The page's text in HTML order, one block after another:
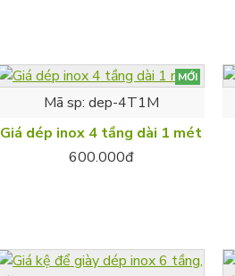
MỚI
Mã sp: dep-4T1M
Giá dép inox 4 tầng dài 1 mét
600.000đ